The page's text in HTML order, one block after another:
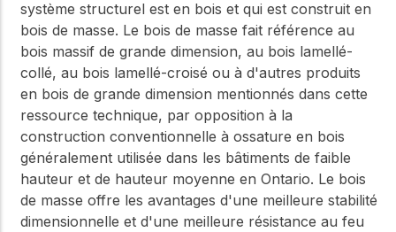
système structurel est en bois et qui est construit en
bois de masse. Le bois de masse fait référence au
bois massif de grande dimension, au bois lamellé-
collé, au bois lamellé-croisé ou à d'autres produits
en bois de grande dimension mentionnés dans cette
ressource technique, par opposition à la
construction conventionnelle à ossature en bois
généralement utilisée dans les bâtiments de faible
hauteur et de hauteur moyenne en Ontario. Le bois
de masse offre les avantages d'une meilleure stabilité
dimensionnelle et d'une meilleure résistance au feu